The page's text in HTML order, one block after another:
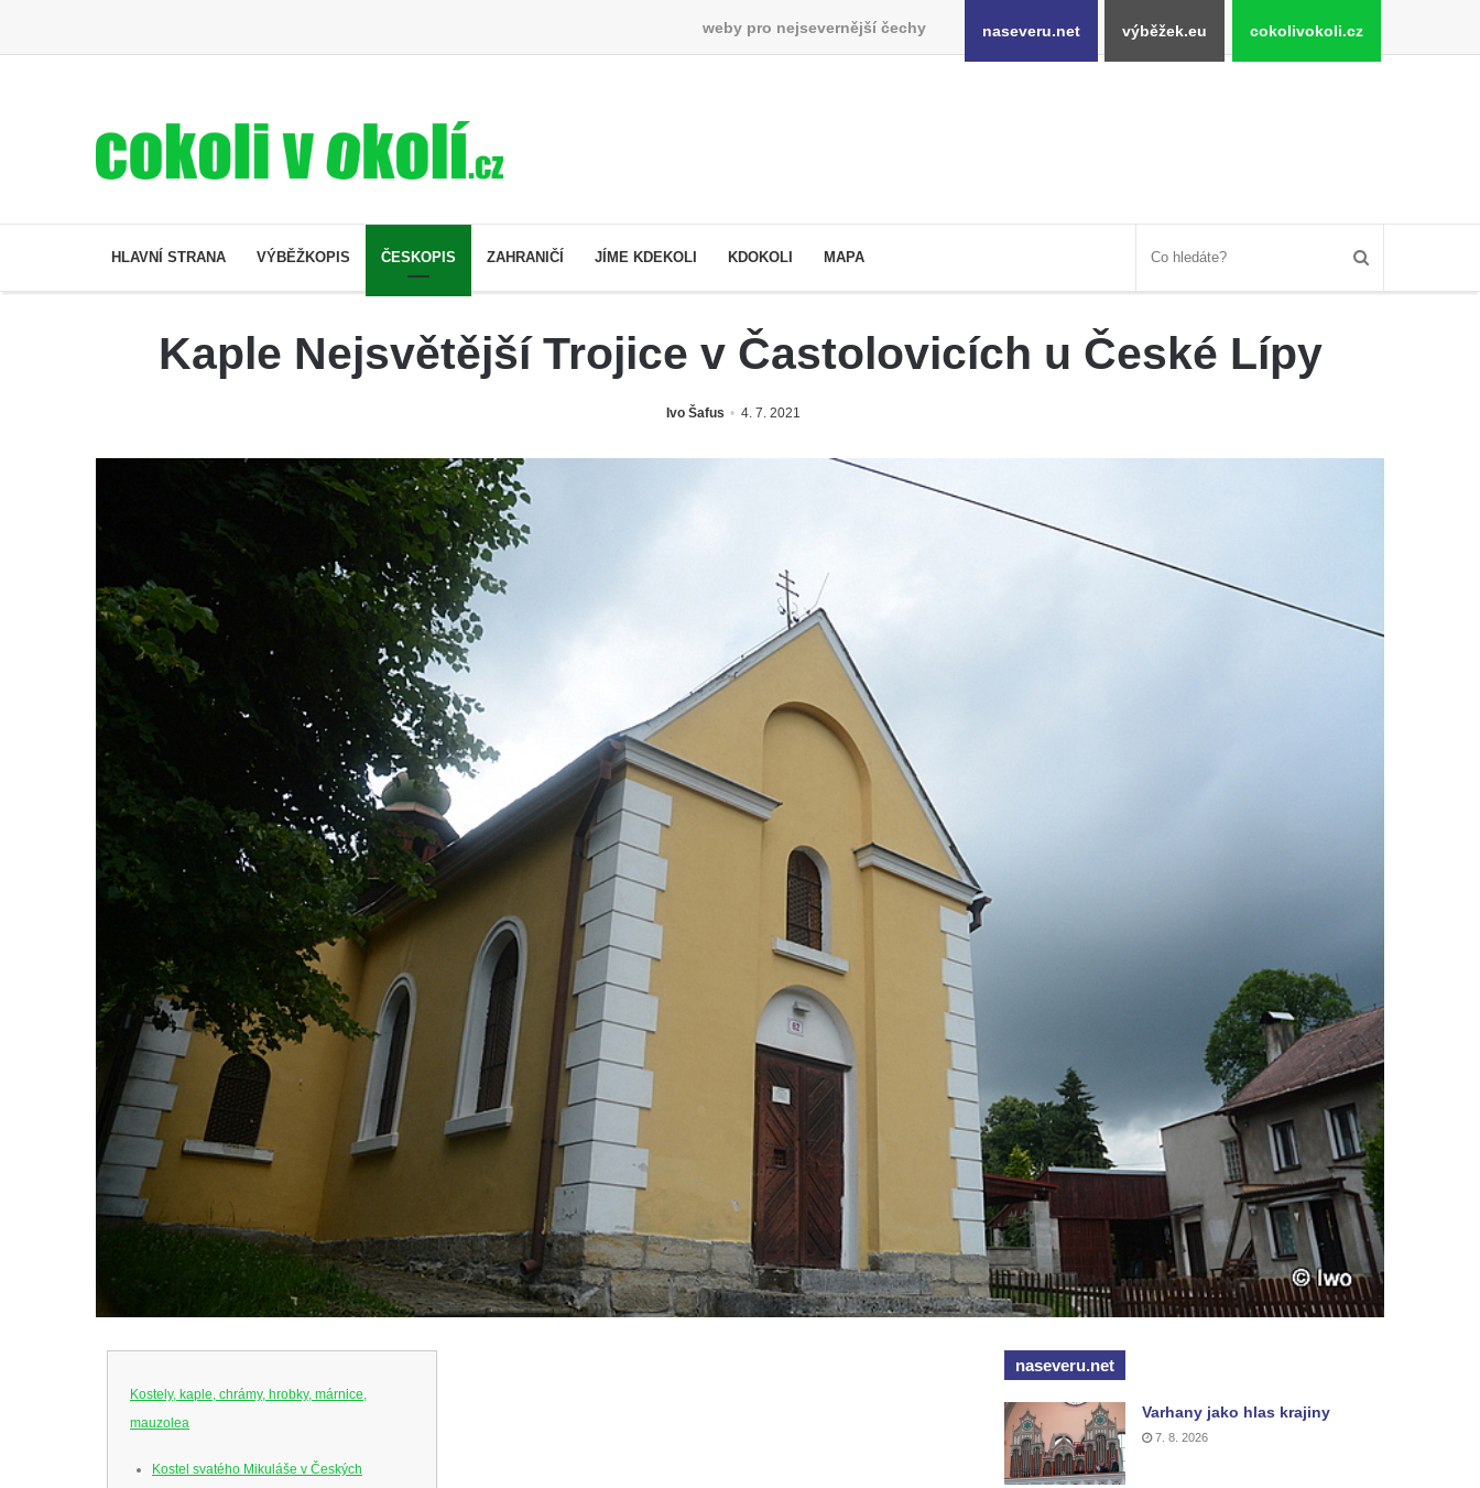
weby pro nejsevernější čechy naseveru.net výběžek.eu cokolivokoli.cz
HLAVNÍ STRANA VÝBĚŽKOPIS ČESKOPIS ZAHRANIČÍ JÍME KDEKOLI KDOKOLI MAPA
Kaple Nejsvětější Trojice v Častolovicích u České Lípy
Ivo Šafus 4. 7. 2021
Kostely, kaple, chrámy, hrobky, márnice,
mauzolea
Kostel svatého Mikuláše v Českých
naseveru.net
Varhany jako hlas krajiny
7. 8. 2026